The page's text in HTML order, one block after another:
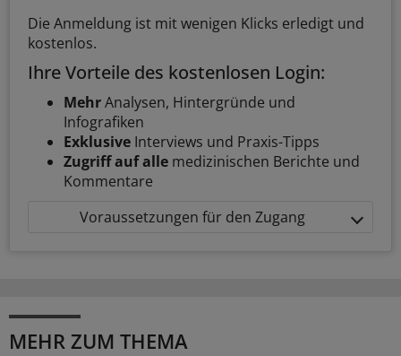
Die Anmeldung ist mit wenigen Klicks erledigt und
kostenlos.
Ihre Vorteile des kostenlosen Login:
MehrAnalysen, Hintergründe und
Infografiken
Exklusive Interviews und Praxis-Tipps
Zugriff auf alle medizinischen Berichte und
Kommentare
Voraussetzungen für den Zugang
MEHR ZUM THEMA